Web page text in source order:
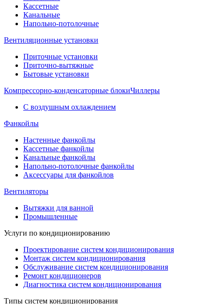
Кассетные
Канальные
Напольно-потолочные
Вентиляционные установки
Приточные установки
Приточно-вытяжные
Бытовые установки
Компрессорно-конденсаторные блокиЧиллеры
С воздушным охлаждением
Фанкойлы
Настенные фанкойлы
Кассетные фанкойлы
Канальные фанкойлы
Напольно-потолочные фанкойлы
Аксессуары для фанкойлов
Вентиляторы
Вытяжки для ванной
Промышленные
Услуги по кондиционированию
Проектирование систем кондиционирования
Монтаж систем кондиционирования
Обслуживание систем кондиционирования
Ремонт кондиционеров
Диагностика систем кондиционирования
Типы систем кондиционирования